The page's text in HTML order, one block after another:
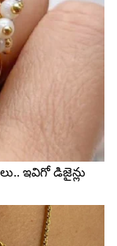
మార్పులు
ప్రేమలో
ఇది.